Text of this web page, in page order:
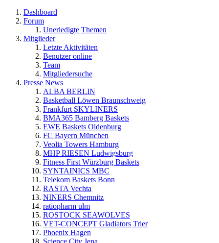
Dashboard
Forum
Unerledigte Themen
Mitglieder
Letzte Aktivitäten
Benutzer online
Team
Mitgliedersuche
Presse News
ALBA BERLIN
Basketball Löwen Braunschweig
Frankfurt SKYLINERS
BMA365 Bamberg Baskets
EWE Baskets Oldenburg
FC Bayern München
Veolia Towers Hamburg
MHP RIESEN Ludwigsburg
Fitness First Würzburg Baskets
SYNTAINICS MBC
Telekom Baskets Bonn
RASTA Vechta
NINERS Chemnitz
ratiopharm ulm
ROSTOCK SEAWOLVES
VET-CONCEPT Gladiators Trier
Phoenix Hagen
Science City Jena